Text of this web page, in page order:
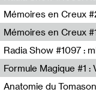
Radio Orange 94.0
Sophie Auger-
Sophie Auger-
Radia Show #1097 :
Formule Magique #1
Nathalie